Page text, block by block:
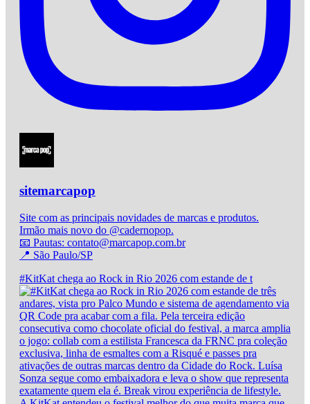
sitemarcapop
Site com as principais novidades de marcas e produtos.
Irmão mais novo do @cadernopop.
📧 Pautas: contato@marcapop.com.br
📍 São Paulo/SP
#KitKat chega ao Rock in Rio 2026 com estande de t